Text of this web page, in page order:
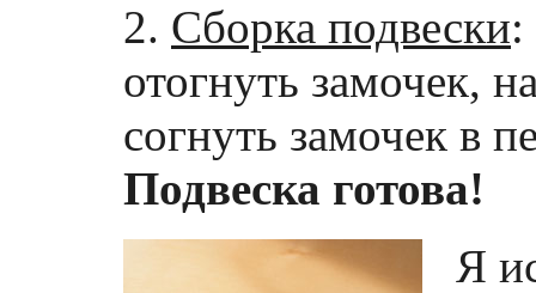
2. Сборка подвески:
отогнуть замочек,
согнуть замочек в
Подвеска готова!
Я